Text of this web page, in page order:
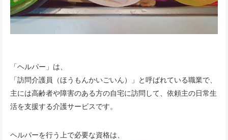
「ヘルパー」は、
「訪問介護員（ほうもんかいごいん）」と呼ばれている職業で、
主には高齢者や障害のある方の自宅に訪問して、依頼主の日常生
活を支援する介護サービスです。
ヘルパーを行う上で必要な資格は、